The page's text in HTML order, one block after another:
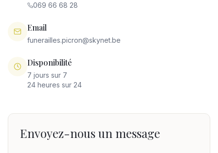
069 66 68 28
Email
funerailles.picron@skynet.be
Disponibilité
7 jours sur 7
24 heures sur 24
Envoyez-nous un message